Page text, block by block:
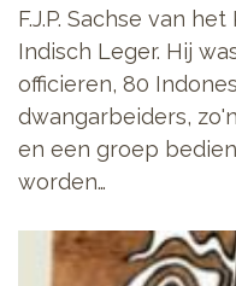
F.J.P. Sachse van
Indisch Leger. Hij
officieren, 80
dwangarbeiders,
en een groep
worden…